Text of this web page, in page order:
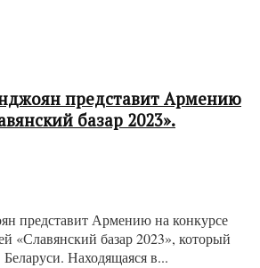
представит Армению
базар 2023».
представит Армению на конкурсе
«Славянский базар 2023», который
Находящаяся в...